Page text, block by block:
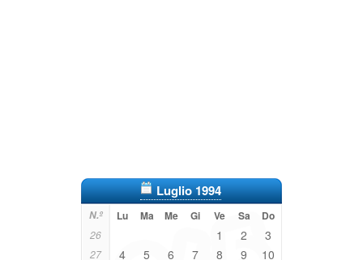
Luglio 1994
N.º Lu Ma Me Gi Ve Sa Do
26 1 2 3
27 4 5 6 7 8 9 10